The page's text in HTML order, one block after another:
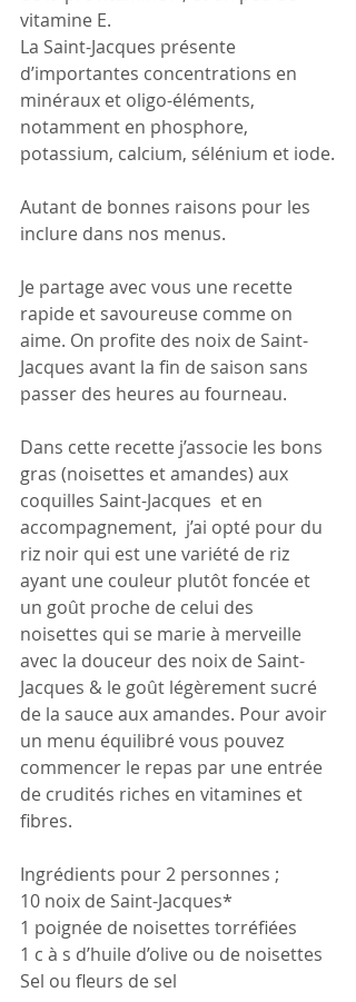
vitamine E.
La Saint-Jacques présente
d’importantes concentrations en
minéraux et oligo-éléments,
notamment en phosphore,
potassium, calcium, sélénium et iode.
Autant de bonnes raisons pour les
inclure dans nos menus.
Je partage avec vous une recette
rapide et savoureuse comme on
aime. On profite des noix de Saint-
Jacques avant la fin de saison sans
passer des heures au fourneau.
Dans cette recette j’associe les bons
gras (noisettes et amandes) aux
coquilles Saint-Jacques  et en
accompagnement,  j’ai opté pour du
riz noir qui est une variété de riz
ayant une couleur plutôt foncée et
un goût proche de celui des
noisettes qui se marie à merveille
avec la douceur des noix de Saint-
Jacques & le goût légèrement sucré
de la sauce aux amandes. Pour avoir
un menu équilibré vous pouvez
commencer le repas par une entrée
de crudités riches en vitamines et
fibres.
Ingrédients pour 2 personnes ;
10 noix de Saint-Jacques*
1 poignée de noisettes torréfiées
1 c à s d’huile d’olive ou de noisettes
Sel ou fleurs de sel